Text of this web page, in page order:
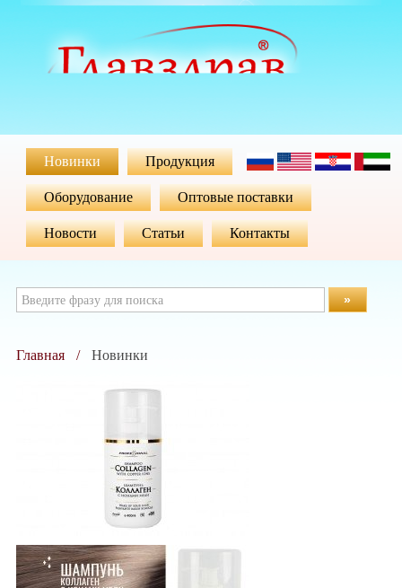
Новинки Продукция
Оборудование Оптовые поставки
Новости Статьи Контакты
»
Главная Новинки